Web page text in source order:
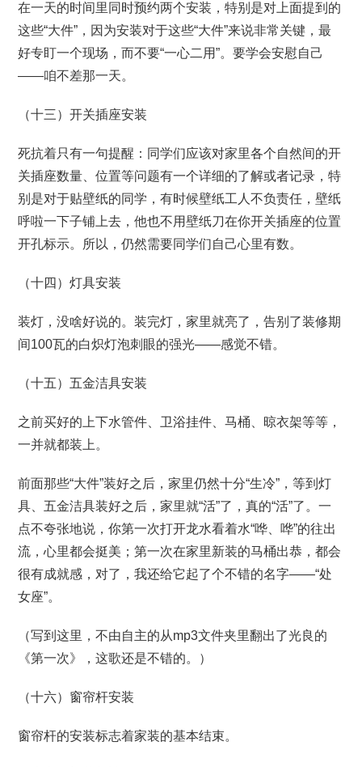
在一天的时间里同时预约两个安装，特别是对上面提到的
这些“大件”，因为安装对于这些“大件”来说非常关键，最
好专盯一个现场，而不要“一心二用”。要学会安慰自己
——咱不差那一天。
（十三）开关插座安装
死抗着只有一句提醒：同学们应该对家里各个自然间的开
关插座数量、位置等问题有一个详细的了解或者记录，特
别是对于贴壁纸的同学，有时候壁纸工人不负责任，壁纸
呼啦一下子铺上去，他也不用壁纸刀在你开关插座的位置
开孔标示。所以，仍然需要同学们自己心里有数。
（十四）灯具安装
装灯，没啥好说的。装完灯，家里就亮了，告别了装修期
间100瓦的白炽灯泡刺眼的强光——感觉不错。
（十五）五金洁具安装
之前买好的上下水管件、卫浴挂件、马桶、晾衣架等等，
一并就都装上。
前面那些“大件”装好之后，家里仍然十分“生冷”，等到灯
具、五金洁具装好之后，家里就“活”了，真的“活”了。一
点不夸张地说，你第一次打开龙水看着水“哗、哗”的往出
流，心里都会挺美；第一次在家里新装的马桶出恭，都会
很有成就感，对了，我还给它起了个不错的名字——“处
女座”。
（写到这里，不由自主的从mp3文件夹里翻出了光良的
《第一次》，这歌还是不错的。）
（十六）窗帘杆安装
窗帘杆的安装标志着家装的基本结束。